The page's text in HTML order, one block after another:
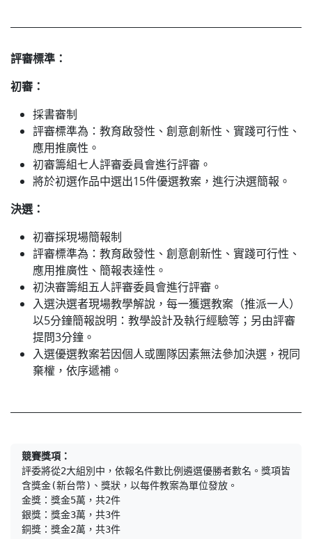
評審標準：
初審：
採書審制
評審標準為：教育啟發性、創意創新性、實踐可行性、
應用推廣性。
初審籌組七人評審委員會進行評審。
將於初選作品中選出15件優選教案，進行決選簡報。
決選：
初審採現場簡報制
評審標準為：教育啟發性、創意創新性、實踐可行性、
應用推廣性、簡報表達性。
初決審籌組五人評審委員會進行評審。
入選決選者現場教學解說，每一獲選教案（推派一人）
以5分鐘簡報說明：教學設計及執行經驗等；另由評審
提問3分鐘。
入選優選教案若因個人或團隊因素無法參加決選，視同
棄權，依序遞補。
競賽獎項：
評委將從2大組別中，依報名件數比例遴選優勝者數名。獎項皆
含獎金(新台幣)、獎狀，以每件教案為單位發放。
金獎：獎金5萬，共2件
銀獎：獎金3萬，共3件
銅獎：獎金2萬，共3件